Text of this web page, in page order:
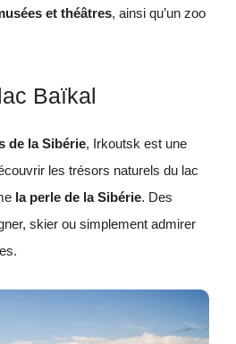
et théâtres, ainsi qu’un zoo
Baïkal
de la Sibérie, Irkoutsk est une
les trésors naturels du lac
la perle de la Sibérie. Des
skier ou simplement admirer